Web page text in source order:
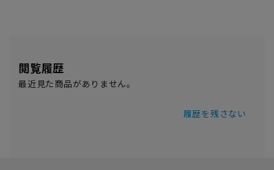
閲覧履歴
最近見た商品がありません。
履歴を残さない